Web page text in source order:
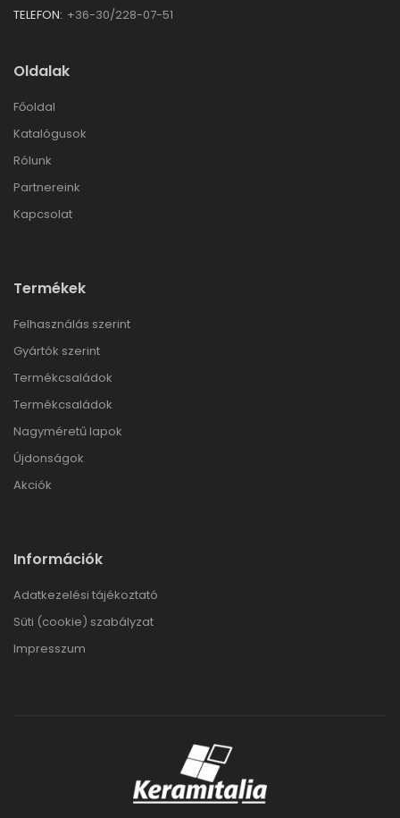
TELEFON: +36-30/228-07-51
Oldalak
Főoldal
Katalógusok
Rólunk
Partnereink
Kapcsolat
Termékek
Felhasználás szerint
Gyártók szerint
Termékcsaládok
Termékcsaládok
Nagyméretű lapok
Újdonságok
Akciók
Információk
Adatkezelési tájékoztató
Süti (cookie) szabályzat
Impresszum